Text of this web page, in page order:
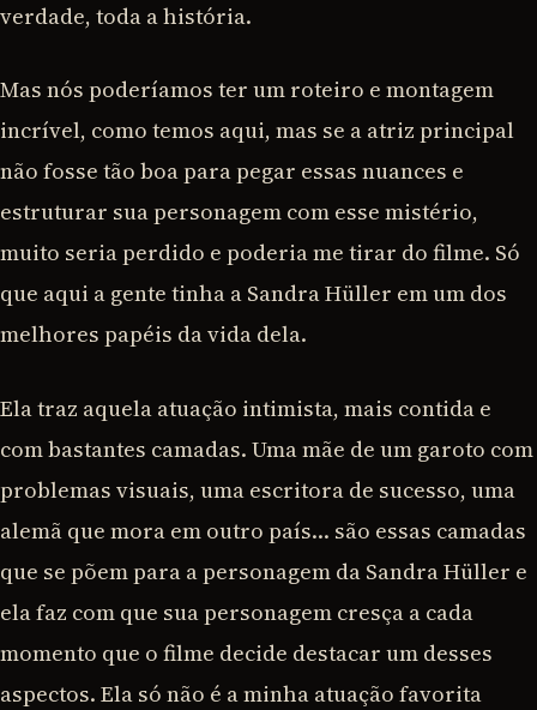
verdade, toda a história.
Mas nós poderíamos ter um roteiro e montagem
incrível, como temos aqui, mas se a atriz principal
não fosse tão boa para pegar essas nuances e
estruturar sua personagem com esse mistério,
muito seria perdido e poderia me tirar do filme. Só
que aqui a gente tinha a Sandra Hüller em um dos
melhores papéis da vida dela.
Ela traz aquela atuação intimista, mais contida e
com bastantes camadas. Uma mãe de um garoto com
problemas visuais, uma escritora de sucesso, uma
alemã que mora em outro país… são essas camadas
que se põem para a personagem da Sandra Hüller e
ela faz com que sua personagem cresça a cada
momento que o filme decide destacar um desses
aspectos. Ela só não é a minha atuação favorita